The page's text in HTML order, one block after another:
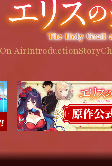
On AirIntroductionStory